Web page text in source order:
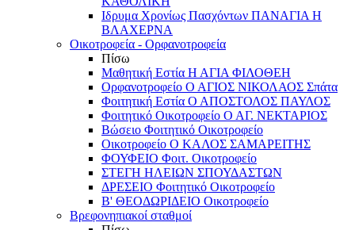
Ιδρυμα Χρονίως Πασχόντων ΠΑΝΑΓΙΑ Η
ΒΛΑΧΕΡΝΑ
Οικοτροφεία - Ορφανοτροφεία
Πίσω
Μαθητική Εστία Η ΑΓΙΑ ΦΙΛΟΘΕΗ
Ορφανοτροφείο Ο ΑΓΙΟΣ ΝΙΚΟΛΑΟΣ Σπάτα
Φοιτητική Εστία Ο ΑΠΟΣΤΟΛΟΣ ΠΑΥΛΟΣ
Φοιτητικό Οικοτροφείο Ο ΑΓ. ΝΕΚΤΑΡΙΟΣ
Βώσειο Φοιτητικό Οικοτροφείο
Οικοτροφείο Ο ΚΑΛΟΣ ΣΑΜΑΡΕΙΤΗΣ
ΦΟΥΦΕΙΟ Φοιτ. Οικοτροφείο
ΣΤΕΓΗ ΗΛΕΙΩΝ ΣΠΟΥΔΑΣΤΩΝ
ΔΡΕΣΕΙΟ Φοιτητικό Οικοτροφείο
Β' ΘΕΟΔΩΡΙΔΕΙΟ Οικοτροφείο
Βρεφονηπιακοί σταθμοί